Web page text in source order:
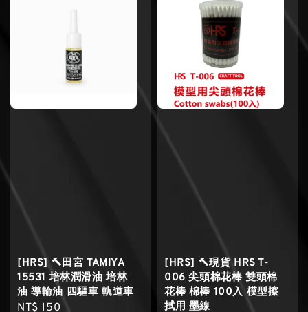
[HRS] 🔨田宮 TAMIYA
15531 培林潤滑油 培林
油 導輪油 四驅車 軌道車
Regular
NT$ 150
[HRS] 🔨現貨 HRS T-
006 尖頭棉花棒 雙頭棉
花棒 棉棒 100入 模型擦
拭用 墨線